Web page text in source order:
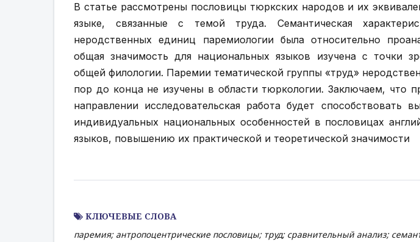
В статье рассмотрены пословицы тюркских народов и их
языке, связанные с темой труда. Семантическая
неродственных единиц паремиологии была относительно
общая значимость для национальных языков изучена с точки
общей филологии. Паремии тематической группы «труд»
пор до конца не изучены в области тюркологии. Заключаем, что
направлении исследовательская работа будет способствовать
индивидуальных национальных особенностей в пословицах
языков, повышению их практической и теоретической значимости
КЛЮЧЕВЫЕ СЛОВА
паремия; антропоцентрические пословицы; труд; сравнительный анализ;